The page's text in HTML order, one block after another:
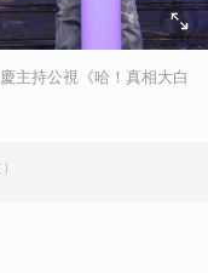
主持公視《哈！真相大白